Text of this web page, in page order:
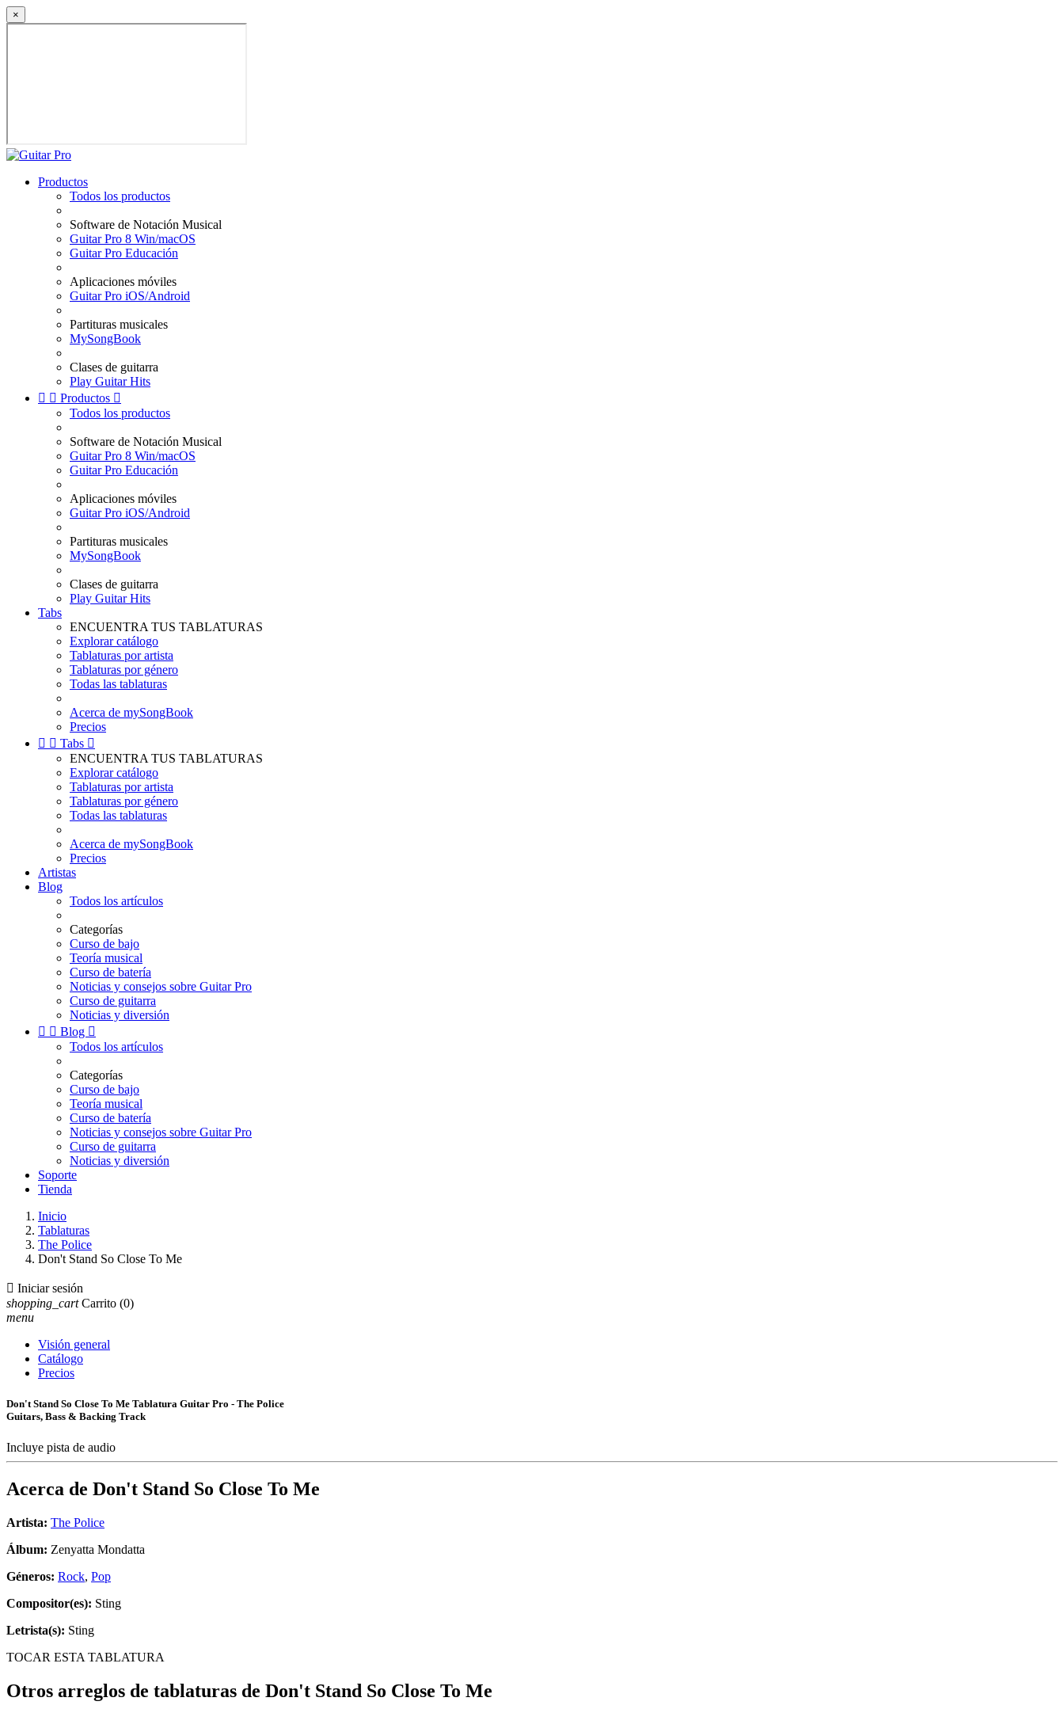
×
Productos
Todos los productos
Software de Notación Musical
Guitar Pro 8 Win/macOS
Guitar Pro Educación
Aplicaciones móviles
Guitar Pro iOS/Android
Partituras musicales
MySongBook
Clases de guitarra
Play Guitar Hits
  Productos 
Todos los productos
Software de Notación Musical
Guitar Pro 8 Win/macOS
Guitar Pro Educación
Aplicaciones móviles
Guitar Pro iOS/Android
Partituras musicales
MySongBook
Clases de guitarra
Play Guitar Hits
Tabs
ENCUENTRA TUS TABLATURAS
Explorar catálogo
Tablaturas por artista
Tablaturas por género
Todas las tablaturas
Acerca de mySongBook
Precios
  Tabs 
ENCUENTRA TUS TABLATURAS
Explorar catálogo
Tablaturas por artista
Tablaturas por género
Todas las tablaturas
Acerca de mySongBook
Precios
Artistas
Blog
Todos los artículos
Categorías
Curso de bajo
Teoría musical
Curso de batería
Noticias y consejos sobre Guitar Pro
Curso de guitarra
Noticias y diversión
  Blog 
Todos los artículos
Categorías
Curso de bajo
Teoría musical
Curso de batería
Noticias y consejos sobre Guitar Pro
Curso de guitarra
Noticias y diversión
Soporte
Tienda
Inicio
Tablaturas
The Police
Don't Stand So Close To Me
 Iniciar sesión
shopping_cart Carrito (0)
menu
Visión general
Catálogo
Precios
Don't Stand So Close To Me Tablatura Guitar Pro - The Police
Guitars, Bass & Backing Track
Incluye pista de audio
Acerca de Don't Stand So Close To Me
Artista: The Police
Álbum: Zenyatta Mondatta
Géneros: Rock, Pop
Compositor(es): Sting
Letrista(s): Sting
TOCAR ESTA TABLATURA
Otros arreglos de tablaturas de Don't Stand So Close To Me